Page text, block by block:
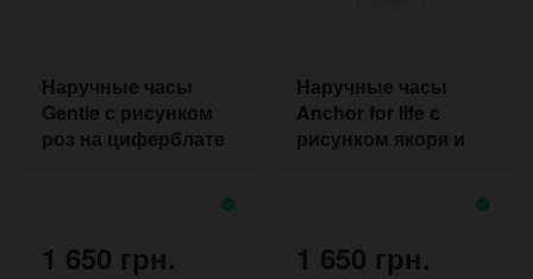
Наручные часы
Gentle с рисунком
роз на циферблате
1 650 грн.
Наручные часы
Anchor for life с
рисунком якоря и
1 650 грн.